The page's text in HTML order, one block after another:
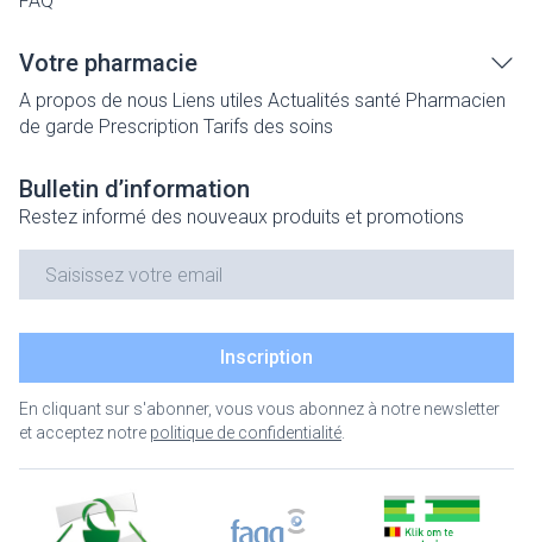
Votre pharmacie
A propos de nous Liens utiles Actualités santé Pharmacien
de garde Prescription Tarifs des soins
Bulletin d’information
Restez informé des nouveaux produits et promotions
Inscription
En cliquant sur s'abonner, vous vous abonnez à notre newsletter
et acceptez notre politique de confidentialité